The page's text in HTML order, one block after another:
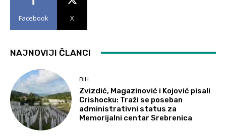
Facebook X
NAJNOVIJI ČLANCI
BIH
Zvizdić, Magazinović i Kojović pisali
Crishocku: Traži se poseban
administrativni status za
Memorijalni centar Srebrenica